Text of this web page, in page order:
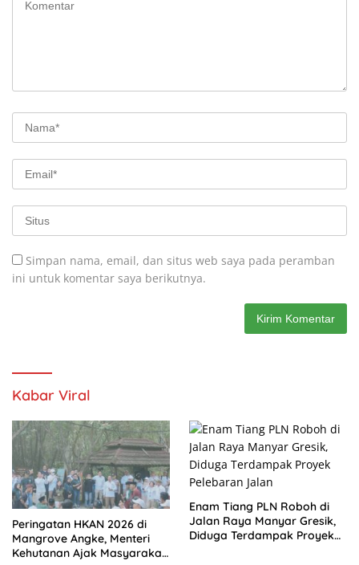
Simpan nama, email, dan situs web saya pada peramban
ini untuk komentar saya berikutnya.
Kabar Viral
Peringatan HKAN 2026 di
Mangrove Angke, Menteri
Kehutanan Ajak Masyarakat
Enam Tiang PLN Roboh di
Jalan Raya Manyar Gresik,
Diduga Terdampak Proyek